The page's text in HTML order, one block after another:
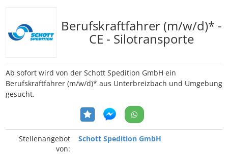
Berufskraftfahrer (m/w/d)* -
CE - Silotransporte
Ab sofort wird von der Schott Spedition GmbH ein
Berufskraftfahrer (m/w/d)* aus Unterbreizbach und Umgebung
gesucht.
Stellenangebot
von:
Schott Spedition GmbH